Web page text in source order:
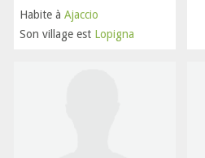
Habite à Ajaccio
Son village est Lopigna